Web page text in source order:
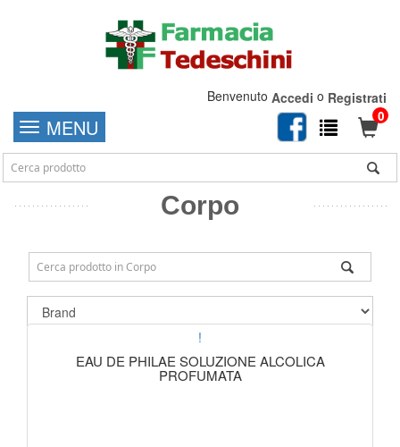
Benvenuto Accedi o Registrati
0
MENU
Corpo
!
EAU DE PHILAE SOLUZIONE ALCOLICA
PROFUMATA